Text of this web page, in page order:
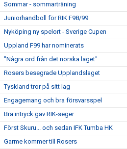
Sommar - sommarträning
Juniorhandboll för RIK F98/99
Nyköping ny spelort - Sverige Cupen
Uppland F99 har nominerats
"Några ord från det norska laget"
Rosers besegrade Upplandslaget
Tyskland tror på sitt lag
Engagemang och bra försvarsspel
Bra intryck gav RIK-seger
Först Skuru... och sedan IFK Tumba HK
Garme kommer till Rosers